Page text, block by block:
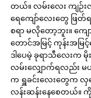
တယ်။ လမ်းလေး ကျဉ်
ရေကျော်လေးတွေ ဖြ
စရာ မလိုတော့ဘူး။ ကျ
တောင်အမြင့် ကုန်းအမ
ဒါပေမဲ့ ခုရာသီလေးက
လမ်းလျှောက်ရလည်း မ
က ရှူခင်းလေးတွေက လှ
လန်းဆန်းနေစေတယ်။